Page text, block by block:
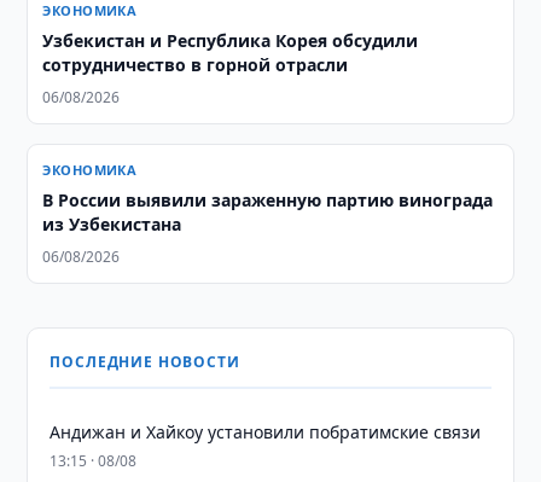
ЭКОНОМИКА
Узбекистан и Республика Корея обсудили
сотрудничество в горной отрасли
06/08/2026
ЭКОНОМИКА
В России выявили зараженную партию винограда
из Узбекистана
06/08/2026
ПОСЛЕДНИЕ НОВОСТИ
Андижан и Хайкоу установили побратимские связи
13:15 · 08/08